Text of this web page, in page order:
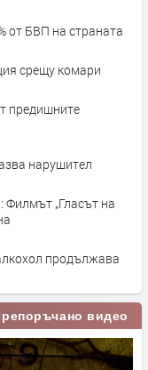
от БВП на страната
срещу комари
предишните
нарушител
„Гласът на
продължава
видео